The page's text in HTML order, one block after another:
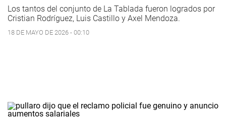
Los tantos del conjunto de La Tablada fueron logrados por
Cristian Rodríguez, Luis Castillo y Axel Mendoza.
18 DE MAYO DE 2026 - 00:10